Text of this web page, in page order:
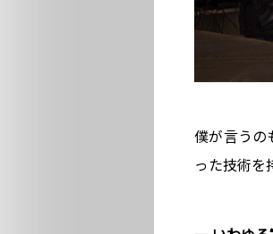
僕が言うの
った技術を